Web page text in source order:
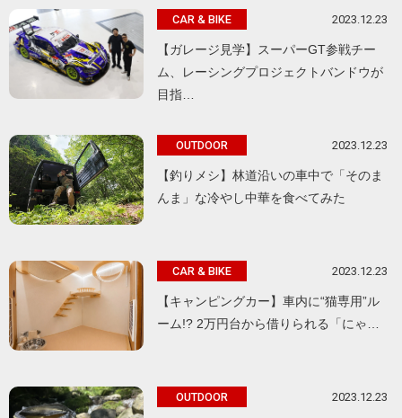
CAR & BIKE 2023.12.23
【ガレージ見学】スーパーGT参戦チー
ム、レーシングプロジェクトバンドウが
目指…
OUTDOOR 2023.12.23
【釣りメシ】林道沿いの車中で「そのま
んま」な冷やし中華を食べてみた
CAR & BIKE 2023.12.23
【キャンピングカー】車内に“猫専用”ル
ーム!? 2万円台から借りられる「にゃ…
OUTDOOR 2023.12.23